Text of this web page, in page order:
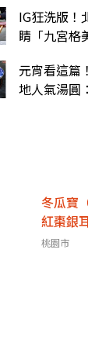
IG狂洗版！
睛「九宮格
元宵看這篇
地人氣湯圓
冬瓜寶
紅棗銀耳
桃園市